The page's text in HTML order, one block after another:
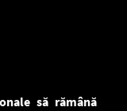
să rămână